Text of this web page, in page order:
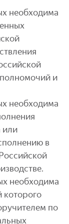
необходима
и
необходима
или
в
необходима
которого
по